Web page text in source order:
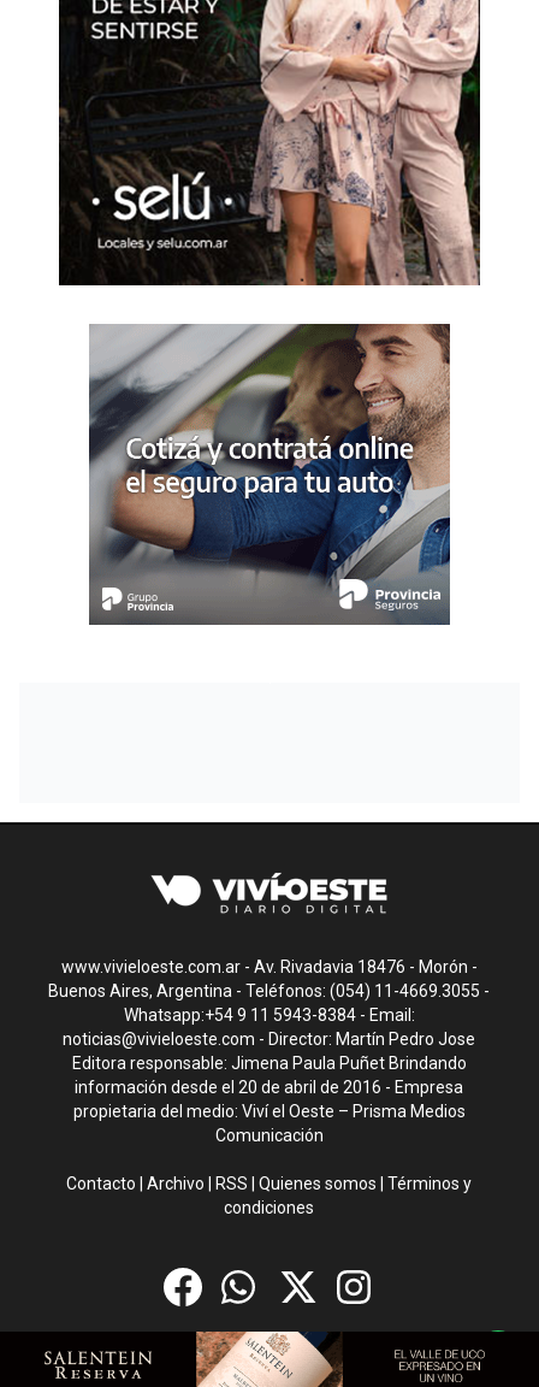
www.vivieloeste.com.ar - Av. Rivadavia 18476 - Morón -
Buenos Aires, Argentina - Teléfonos: (054) 11-4669.3055 -
Whatsapp:+54 9 11 5943-8384 - Email:
noticias@vivieloeste.com - Director: Martín Pedro Jose
Editora responsable: Jimena Paula Puñet Brindando
información desde el 20 de abril de 2016 - Empresa
propietaria del medio: Viví el Oeste – Prisma Medios
Comunicación
Contacto |Archivo RSS |Quienes somos |Términos y
condiciones
CMS para medios byTroop